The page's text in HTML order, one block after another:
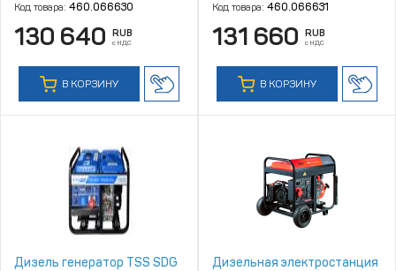
Код товара: 460.066630
130 640 RUB
с НДС
В КОРЗИНУ
Код товара: 460.066631
131 660 RUB
с НДС
В КОРЗИНУ
Дизель генератор TSS SDG
Дизельная электростанция